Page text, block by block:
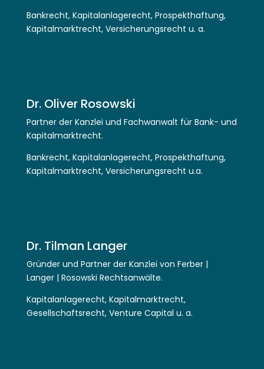
Bankrecht, Kapitalanlagerecht, Prospekthaftung,
Kapitalmarktrecht, Versicherungsrecht u. a.
Dr. Oliver Rosowski
Partner der Kanzlei und Fachwanwalt für Bank- und
Kapitalmarktrecht.
Bankrecht, Kapitalanlagerecht, Prospekthaftung,
Kapitalmarktrecht, Versicherungsrecht u.a.
Dr. Tilman Langer
Gründer und Partner der Kanzlei von Ferber |
Langer | Rosowski Rechtsanwälte.
Kapitalanlagerecht, Kapitalmarktrecht,
Gesellschaftsrecht, Venture Capital u. a.